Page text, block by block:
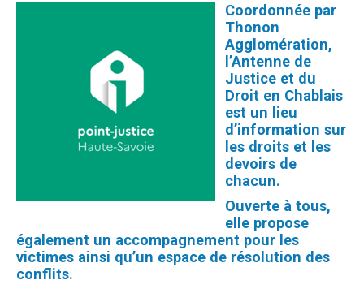
Coordonnée par
Thonon
Agglomération,
l’Antenne de
Justice et du
Droit en Chablais
est un lieu
d’information sur
les droits et les
devoirs de
chacun.
Ouverte à tous,
elle propose
également un accompagnement pour les
victimes ainsi qu’un espace de résolution des
conflits.